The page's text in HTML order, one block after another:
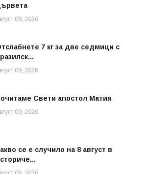
09, 2026
7 кг за две седмици с
09, 2026
Свети апостол Матия
09, 2026
се е случило на 8 август в